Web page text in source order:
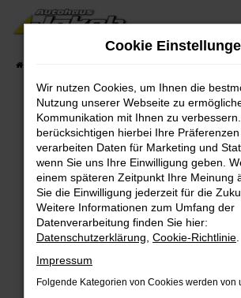
Zum
Hauptinhalt
Fehler: Network Error
Beim Laden ist ein Fehler aufgetreten.
Hier sind ein paar Tipps, die dir
Überprüfe deine Firewall und
Internetverbindung.
Laden andere Webseiten, zum
Suchmaschine?
Prüfe deine
Cookie
Wir nutzen Cookies, um Ihnen die
Nutzung unserer Webseite zu
Kommunikation mit Ihnen zu
berücksichtigen hierbei Ihre
verarbeiten Daten für Marketing und
wenn Sie uns Ihre Einwilligung geben.
einem späteren Zeitpunkt Ihre Meinung
Sie die Einwilligung jederzeit für die
Weitere Informationen zum Umfang der
Datenverarbeitung finden Sie hier:
Datenschutzerklärung Cookie-Richtlinie
Impressum
Folgende Kategorien von Cookies werden von